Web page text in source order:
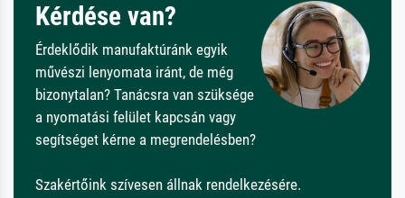
Kérdése van?
Érdeklődik manufaktúránk egyik
művészi lenyomata iránt, de még
bizonytalan? Tanácsra van szüksége
a nyomatási felület kapcsán vagy
segítséget kérne a megrendelésben?
Szakértőink szívesen állnak rendelkezésére.